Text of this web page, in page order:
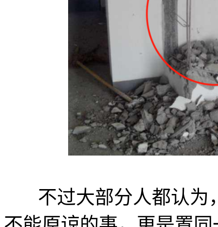
不过大部分人都认为